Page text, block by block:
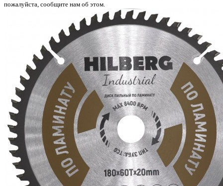
пожалуйста, сообщите нам об этом.